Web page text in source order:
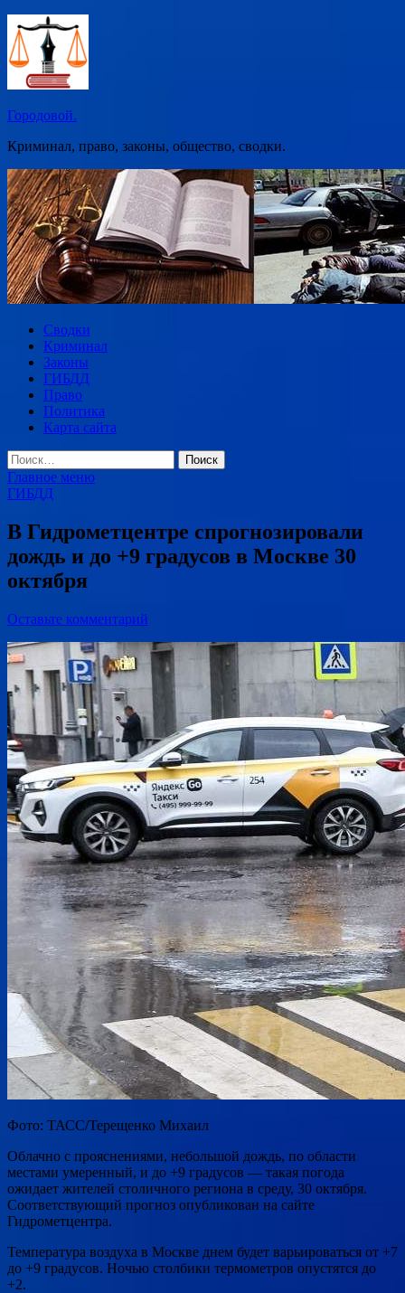
Перейти
содержимому
Городовой.
Криминал, право, законы, общество, сводки.
Сводки
Криминал
Законы
ГИБДД
Право
Политика
Карта сайта
Найти:
Главное меню
ГИБДД
В Гидрометцентре спрогнозировали
дождь и до +9 градусов в Москве 30
октября
Оставьте комментарий
Фото: ТАСС/Терещенко Михаил
Облачно с прояснениями, небольшой дождь, по области
местами умеренный, и до +9 градусов — такая погода
ожидает жителей столичного региона в среду, 30 октября.
Соответствующий прогноз опубликован на сайте
Гидрометцентра.
Температура воздуха в Москве днем будет варьироваться от +7
до +9 градусов. Ночью столбики термометров опустятся до
+2.